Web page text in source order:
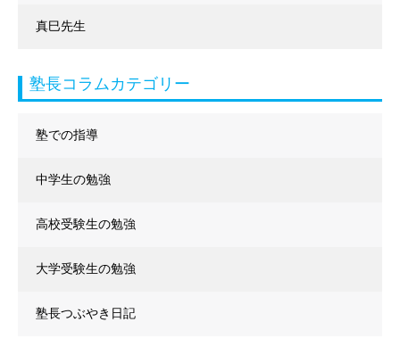
真巳先生
塾長コラムカテゴリー
塾での指導
中学生の勉強
高校受験生の勉強
大学受験生の勉強
塾長つぶやき日記